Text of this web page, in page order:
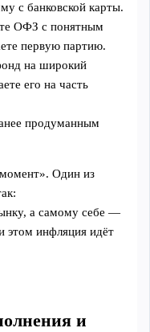
с банковской карты.
ОФЗ с понятным
первую партию.
на широкий
его на часть
продуманным
Один из
а самому себе —
этом инфляция идёт
и